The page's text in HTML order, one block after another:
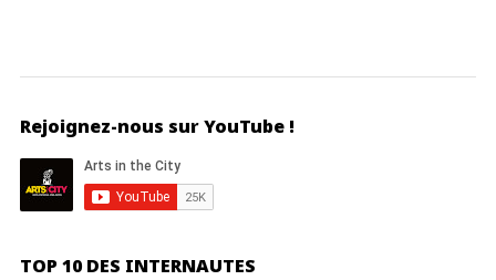
Rejoignez-nous sur YouTube !
TOP 10 DES INTERNAUTES